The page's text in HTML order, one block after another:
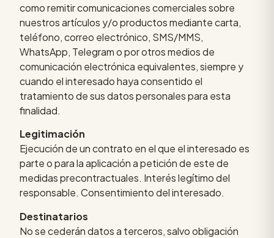
como remitir comunicaciones comerciales sobre
nuestros artículos y/o productos mediante carta,
teléfono, correo electrónico, SMS/MMS,
WhatsApp, Telegram o por otros medios de
comunicación electrónica equivalentes, siempre y
cuando el interesado haya consentido el
tratamiento de sus datos personales para esta
finalidad.
Legitimación
Ejecución de un contrato en el que el interesado es
parte o para la aplicación a petición de este de
medidas precontractuales. Interés legítimo del
responsable. Consentimiento del interesado.
Destinatarios
No se cederán datos a terceros, salvo obligación